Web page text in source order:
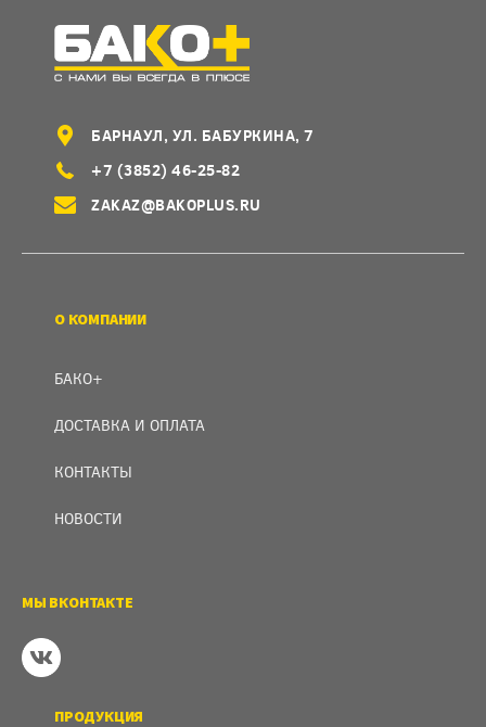
БАРНАУЛ, УЛ. БАБУРКИНА, 7
+7 (3852) 46-25-82
ZAKAZ@BAKOPLUS.RU
О КОМПАНИИ
БАКО+
ДОСТАВКА И ОПЛАТА
КОНТАКТЫ
НОВОСТИ
МЫ ВКОНТАКТЕ
ПРОДУКЦИЯ